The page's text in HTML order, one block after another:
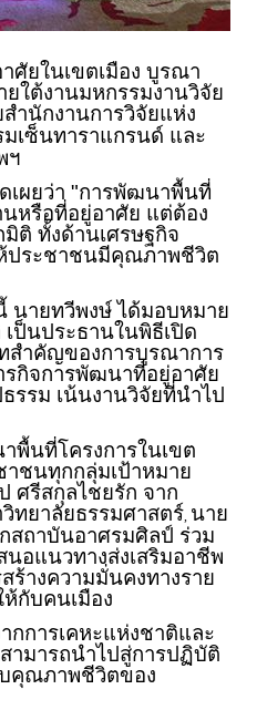
ศัยในเขตเมือง บูรณา
ใต้งานมหกรรมงานวิจัย
ำนักงานการวิจัยแห่ง
เซ็นทาราแกรนด์ และ
ฯ
เผยว่า "การพัฒนาพื้นที่
นหรือที่อยู่อาศัย แต่ต้อง
ติ ทั้งด้านเศรษฐกิจ
ประชาชนมีคุณภาพชีวิต
นายทวีพงษ์ ได้มอบหมาย
ป็นประธานในพิธีเปิด
สำคัญของการบูรณาการ
รกิจการพัฒนาที่อยู่อาศัย
รรม เน้นงานวิจัยที่นำไป
พื้นที่โครงการในเขต
าชนทุกกลุ่มเป้าหมาย
ศรีสกุลไชยรัก จาก
ทยาลัยธรรมศาสตร์, นาย
สถาบันอาศรมศิลป์ ร่วม
อแนวทางส่งเสริมอาชีพ
ร้างความมั่นคงทางราย
กับคนเมือง
กการเคหะแห่งชาติและ
ามารถนำไปสู่การปฏิบัติ
คุณภาพชีวิตของ